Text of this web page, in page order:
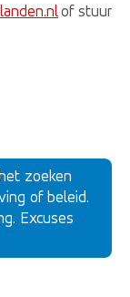
of stuur
zoeken
of beleid.
Excuses